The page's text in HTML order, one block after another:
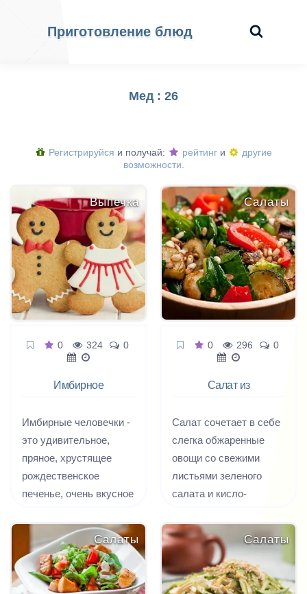
Приготовление блюд
Мед : 26
Регистрируйся и получай: рейтинг и
другие
возможности.
Выпечка
0 324 0
Имбирное
Имбирные человечки -
это удивительное,
пряное, хрустящее
рождественское
печенье, очень вкусное
красивое. Если до
выпечки трубочкой от
коктейля проколите
дырочки в печеньях,
Салаты
0 296 0
Салат из
Cалат сочетает в себе
слегка обжаренные
овощи со свежими
листьями зеленого
салата и кисло-
заправкой. Финальный
аккорд и особую
витаминность и
питательность
Салаты Салаты